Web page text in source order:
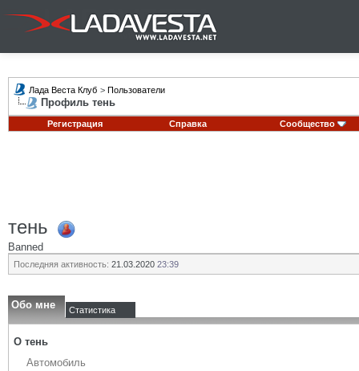
Лада Веста Клуб > Пользователи
Профиль тень
Регистрация Справка Сообщество
тень
Banned
Последняя активность: 21.03.2020 23:39
Обо мне Статистика
О тень
Автомобиль